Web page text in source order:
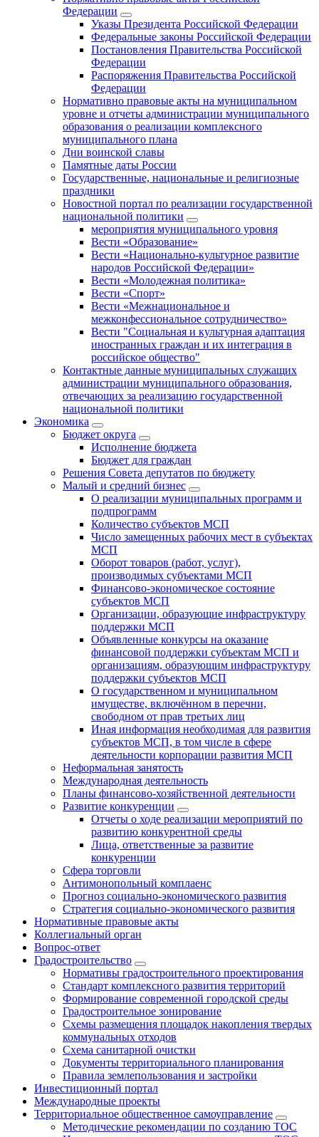
Федерации
Указы Президента Российской Федерации
Федеральные законы Российской Федерации
Постановления Правительства Российской
Федерации
Распоряжения Правительства Российской
Федерации
Нормативно правовые акты на муниципальном
уровне и отчеты администрации муниципального
образования о реализации комплексного
муниципального плана
Дни воинской славы
Памятные даты России
Государственные, национальные и религиозные
праздники
Новостной портал по реализации государственной
национальной политики
мероприятия муниципального уровня
Вести «Образование»
Вести «Национально-культурное развитие
народов Российской Федерации»
Вести «Молодежная политика»
Вести «Спорт»
Вести «Межнациональное и
межконфессиональное сотрудничество»
Вести "Социальная и культурная адаптация
иностранных граждан и их интеграция в
российское общество"
Контактные данные муниципальных служащих
администрации муниципального образования,
отвечающих за реализацию государственной
национальной политики
Экономика
Бюджет округa
Исполнение бюджета
Бюджет для граждан
Решения Совета депутатов по бюджету
Малый и средний бизнес
О реализации муниципальных программ и
подпрограмм
Количество субъектов МСП
Число замещенных рабочих мест в субъектах
МСП
Оборот товаров (работ, услуг),
производимых субъектами МСП
Финансово-экономическое состояние
субъектов МСП
Организации, образующие инфраструктуру
поддержки МСП
Объявленные конкурсы на оказание
финансовой поддержки субъектам МСП и
организациям, образующим инфраструктуру
поддержки субъектов МСП
О государственном и муниципальном
имуществе, включённом в перечни,
свободном от прав третьих лиц
Иная информация необходимая для развития
субъектов МСП, в том числе в сфере
деятельности корпорации развития МСП
Неформальная занятость
Международная деятельность
Планы финансово-хозяйственной деятельности
Развитие конкуренции
Отчеты о ходе реализации мероприятий по
развитию конкурентной среды
Лица, ответственные за развитие
конкуренции
Сфера торговли
Антимонопольный комплаенс
Прогноз социально-экономического развития
Стратегия социально-экономического развития
Нормативные правовые акты
Коллегиальный орган
Вопрос-ответ
Градостроительство
Нормативы градостроительного проектирования
Стандарт комплексного развития территорий
Формирование современной городской среды
Градостроительное зонирование
Схемы размещения площадок накопления твердых
коммунальных отходов
Схема санитарной очистки
Документы территориального планирования
Правила землепользования и застройки
Инвестиционный портал
Международные проекты
Территориальное общественное самоуправление
Методические рекомендации по созданию ТОС